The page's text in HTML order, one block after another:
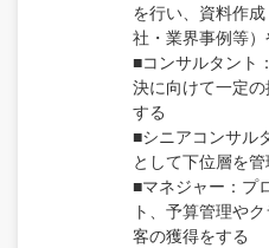
を行い、資料作
社・業界事例等
■コンサルタント
決に向けて一定
する
■シニアコンサル
として下位層を
■マネジャー：プ
ト、予算管理や
客の獲得をする